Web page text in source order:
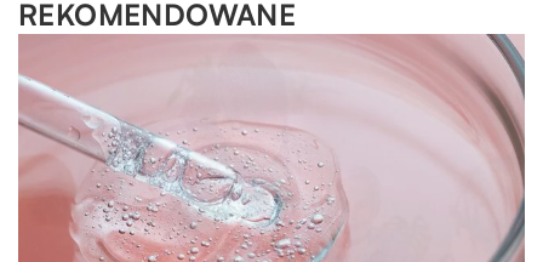
REKOMENDOWANE